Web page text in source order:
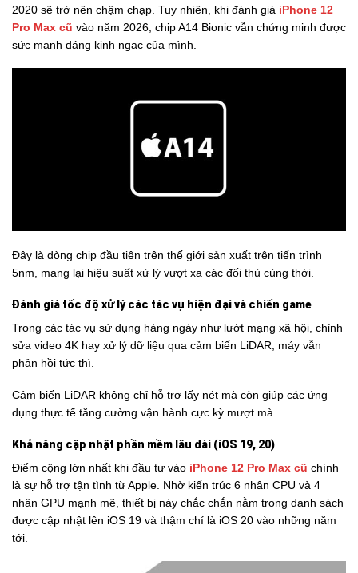
2020 sẽ trở nên chậm chạp. Tuy nhiên, khi đánh giá iPhone 12
Pro Max cũ vào năm 2026, chip A14 Bionic vẫn chứng minh được
sức mạnh đáng kinh ngạc của mình.
Đây là dòng chip đầu tiên trên thế giới sản xuất trên tiến trình
5nm, mang lại hiệu suất xử lý vượt xa các đối thủ cùng thời.
Đánh giá tốc độ xử lý các tác vụ hiện đại và chiến game
Trong các tác vụ sử dụng hàng ngày như lướt mạng xã hội, chỉnh
sửa video 4K hay xử lý dữ liệu qua cảm biến LiDAR, máy vẫn
phản hồi tức thì.
Cảm biến LiDAR không chỉ hỗ trợ lấy nét mà còn giúp các ứng
dụng thực tế tăng cường vận hành cực kỳ mượt mà.
Khả năng cập nhật phần mềm lâu dài (iOS 19, 20)
Điểm cộng lớn nhất khi đầu tư vào iPhone 12 Pro Max cũ chính
là sự hỗ trợ tận tình từ Apple. Nhờ kiến trúc 6 nhân CPU và 4
nhân GPU mạnh mẽ, thiết bị này chắc chắn nằm trong danh sách
được cập nhật lên iOS 19 và thậm chí là iOS 20 vào những năm
tới.